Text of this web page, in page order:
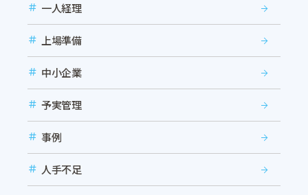
一人経理
上場準備
中小企業
予実管理
事例
人手不足